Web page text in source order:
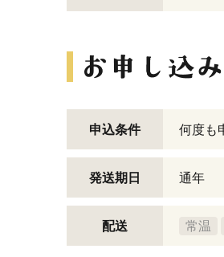
申込条件 何度も
発送期日 通年
配送 常温